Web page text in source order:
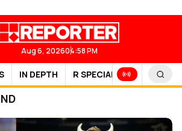
Aug 6, 202604:58 PM
IN DEPTH R SPECIAL SPORTS